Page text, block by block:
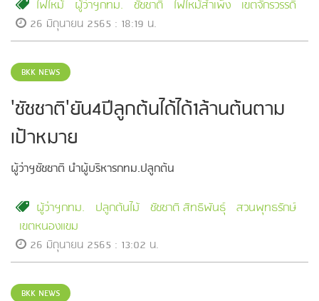
ไฟไหม้ ผู้ว่าฯกทม. ชัชชาติ ไฟไหม้สำเพ็ง เขตจักรวรรดิ์
26 มิถุนายน 2565 : 18:19 น.
BKK NEWS
'ชัชชาติ'ยัน4ปีลูกต้นได้ได้1ล้านต้นตาม
เป้าหมาย
ผู้ว่าฯชัชชาติ นำผู้บริหารกทม.ปลูกต้น​
ผู้ว่าฯกทม. ปลูกต้นไม้ ชัชชาติ สิทธิพันธุ์ สวนพุทธรักษ์
เขตหนองแขม​
26 มิถุนายน 2565 : 13:02 น.
BKK NEWS